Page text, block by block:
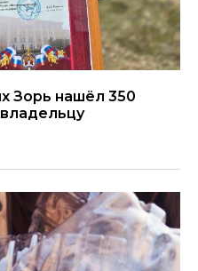
Зорь нашёл 350